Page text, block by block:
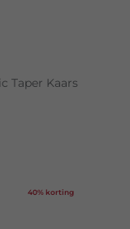
Taper Kaars
40% korting